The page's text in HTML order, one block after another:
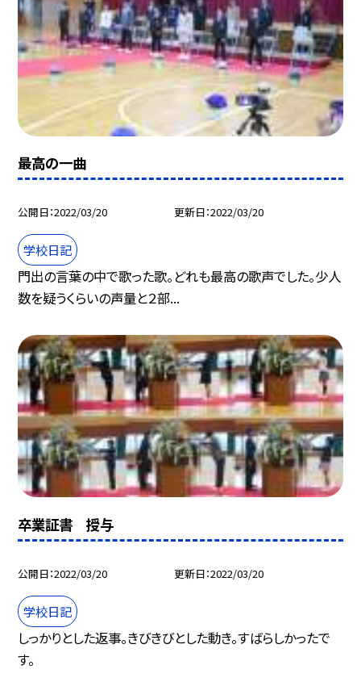
最高の一曲
公開日 2022/03/20 更新日 2022/03/20
学校日記
門出の言葉の中で歌った歌。どれも最高の歌声でした。少人
数を疑うくらいの声量と２部...
卒業証書 授与
公開日 2022/03/20 更新日 2022/03/20
学校日記
しっかりとした返事。きびきびとした動き。すばらしかったで
す。